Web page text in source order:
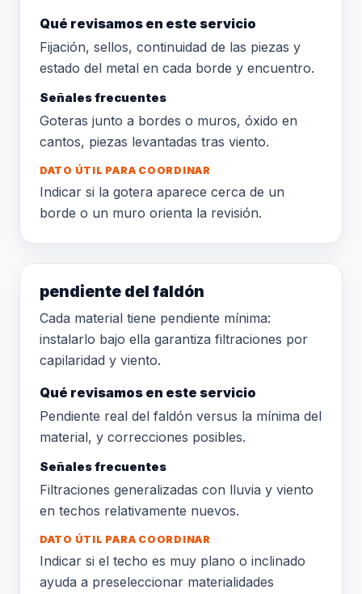
Qué revisamos en este servicio
Fijación, sellos, continuidad de las piezas y
estado del metal en cada borde y encuentro.
Señales frecuentes
Goteras junto a bordes o muros, óxido en
cantos, piezas levantadas tras viento.
DATO ÚTIL PARA COORDINAR
Indicar si la gotera aparece cerca de un
borde o un muro orienta la revisión.
pendiente del faldón
Cada material tiene pendiente mínima:
instalarlo bajo ella garantiza filtraciones por
capilaridad y viento.
Qué revisamos en este servicio
Pendiente real del faldón versus la mínima del
material, y correcciones posibles.
Señales frecuentes
Filtraciones generalizadas con lluvia y viento
en techos relativamente nuevos.
DATO ÚTIL PARA COORDINAR
Indicar si el techo es muy plano o inclinado
ayuda a preseleccionar materialidades